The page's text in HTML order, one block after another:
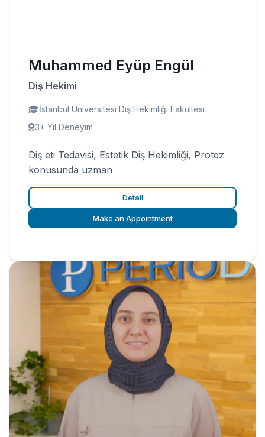
Muhammed Eyüp Engül
Diş Hekimi
İstanbul Üniversitesi Diş Hekimliği Fakültesi
3+ Yıl Deneyim
Diş eti Tedavisi, Estetik Diş Hekimliği, Protez
konusunda uzman
Detail
Make an Appointment